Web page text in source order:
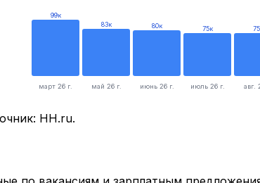
март 26 г.
99к
май 26 г.
83к
июнь 26 г.
80к
июль 26 г.
75к
авг.
75
HH.ru.